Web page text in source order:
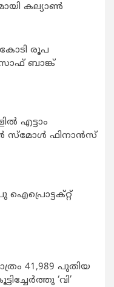
കല്യാണ്‍
രൂപ
ബാങ്ക്
എട്ടാം
സ്മോൾ ഫിനാൻസ്
41,989 പുതിയ
‘വി’